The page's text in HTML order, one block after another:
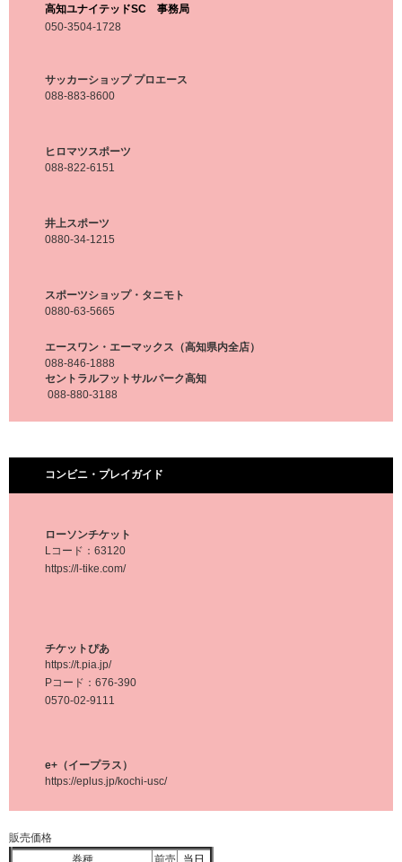
高知ユナイテッドSC 事務局
050-3504-1728
サッカーショップ プロエース
088-883-8600
ヒロマツスポーツ
088-822-6151
井上スポーツ
0880-34-1215
スポーツショップ・タニモト
0880-63-5665
エースワン・エーマックス（高知県内全店）
088-846-1888
セントラルフットサルパーク高知
088-880-3188
コンビニ・プレイガイド
ローソンチケット
Lコード：63120
https://l-tike.com/
チケットぴあ
https://t.pia.jp/
Pコード：676-390
0570-02-9111
e+（イープラス）
https://eplus.jp/kochi-usc/
販売価格
券種
前売 当日